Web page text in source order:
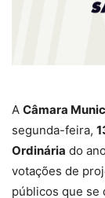
A Câmara
segunda-feira,
Ordinária do
votações de
públicos que se